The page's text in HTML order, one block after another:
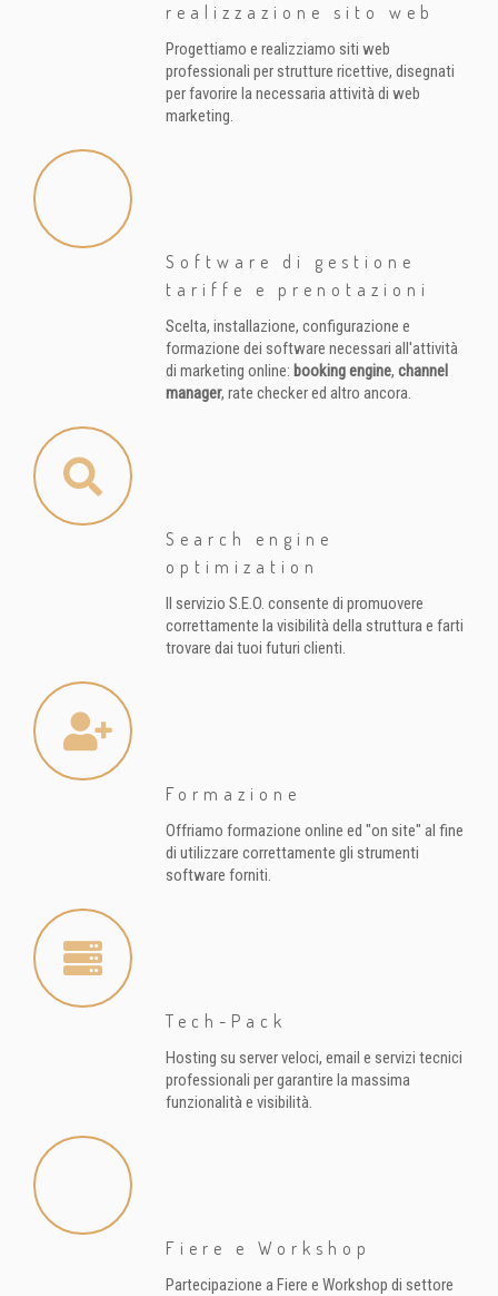
realizzazione sito web
Progettiamo e realizziamo siti web
professionali per strutture ricettive, disegnati
per favorire la necessaria attività di web
marketing.
Software di gestione
tariffe e prenotazioni
Scelta, installazione, configurazione e
formazione dei software necessari all'attività
di marketing online: booking engine, channel
manager, rate checker ed altro ancora.
Search engine
optimization
Il servizio S.E.O. consente di promuovere
correttamente la visibilità della struttura e farti
trovare dai tuoi futuri clienti.
Formazione
Offriamo formazione online ed "on site" al fine
di utilizzare correttamente gli strumenti
software forniti.
Tech-Pack
Hosting su server veloci, email e servizi tecnici
professionali per garantire la massima
funzionalità e visibilità.
Fiere e Workshop
Partecipazione a Fiere e Workshop di settore